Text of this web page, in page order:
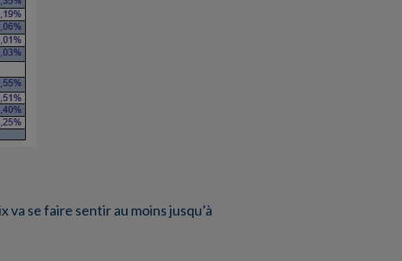
va se faire sentir au moins jusqu’à